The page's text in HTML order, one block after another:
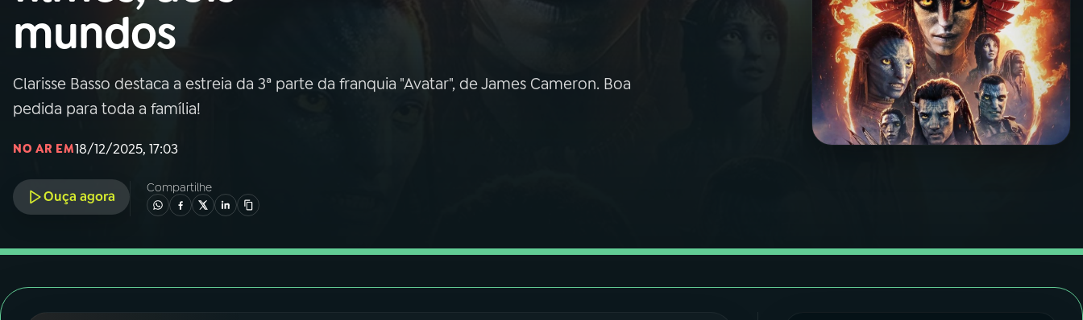
01 INÍCIO
A RÁDIO
04PROGRAMAS
06VIDEOCASTS
mundos
Clarisse Basso destaca a estreia da 3ª parte da franquia "Avatar", de James Cameron. Boa
pedida para toda a família!
NO AR EM18/12/2025, 17:03
Ouça agora
Compartilhe